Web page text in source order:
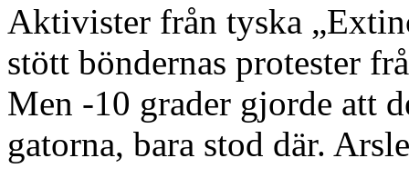
Aktivister från tyska
stött böndernas protester
Men -10 grader gjorde att
gatorna, bara stod där.